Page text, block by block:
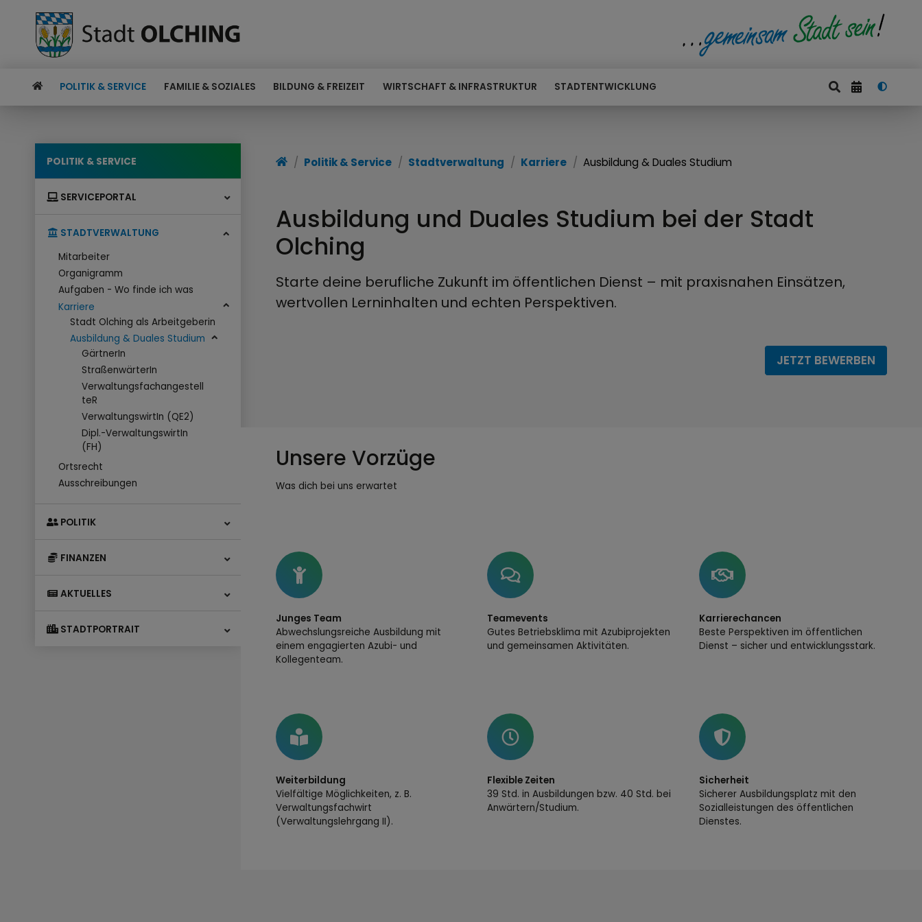
POLITIK & SERVICE FAMILIE & SOZIALES BILDUNG & FREIZEIT WIRTSCHAFT & INFRASTRUKTUR STADTENTWICKLUNG
POLITIK & SERVICE
SERVICEPORTAL
STADTVERWALTUNG
Mitarbeiter
Organigramm
Aufgaben - Wo finde ich was
Karriere
Stadt Olching als Arbeitgeberin
Ausbildung & Duales Studium
GärtnerIn
StraßenwärterIn
Verwaltungsfachangestell
teR
VerwaltungswirtIn (QE2)
Dipl.-VerwaltungswirtIn
(FH)
Ortsrecht
Ausschreibungen
POLITIK
FINANZEN
AKTUELLES
STADTPORTRAIT
Politik & Service Stadtverwaltung Karriere Ausbildung & Duales Studium
Ausbildung und Duales Studium bei der Stadt
Olching
Starte deine berufliche Zukunft im öffentlichen Dienst – mit praxisnahen Einsätzen,
wertvollen Lerninhalten und echten Perspektiven.
JETZT BEWERBEN
Unsere Vorzüge
Was dich bei uns erwartet
Junges Team
Abwechslungsreiche Ausbildung mit
einem engagierten Azubi- und
Kollegenteam.
Teamevents
Gutes Betriebsklima mit Azubiprojekten
und gemeinsamen Aktivitäten.
Karrierechancen
Beste Perspektiven im öffentlichen
Dienst – sicher und entwicklungsstark.
Weiterbildung
Vielfältige Möglichkeiten, z. B.
Verwaltungsfachwirt
(Verwaltungslehrgang II).
Flexible Zeiten
39 Std. in Ausbildungen bzw. 40 Std. bei
Anwärtern/Studium.
Sicherheit
Sicherer Ausbildungsplatz mit den
Sozialleistungen des öffentlichen
Dienstes.